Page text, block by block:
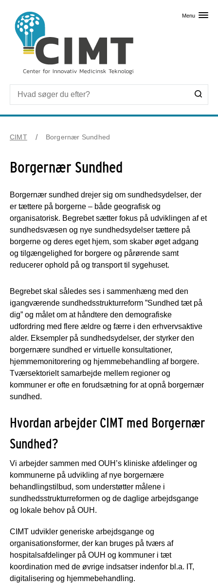
Menu
CIMT Borgernær Sundhed
Borgernær Sundhed
Borgernær sundhed drejer sig om sundhedsydelser, der
er tættere på borgerne – både geografisk og
organisatorisk. Begrebet sætter fokus på udviklingen af et
sundhedsvæsen og nye sundhedsydelser tættere på
borgerne og deres eget hjem, som skaber øget adgang
og tilgængelighed for borgere og pårørende samt
reducerer ophold på og transport til sygehuset.
Begrebet skal således ses i sammenhæng med den
igangværende sundhedsstrukturreform ”Sundhed tæt på
dig” og målet om at håndtere den demografiske
udfordring med flere ældre og færre i den erhvervsaktive
alder. Eksempler på sundhedsydelser, der styrker den
borgernære sundhed er virtuelle konsultationer,
hjemmemonitorering og hjemmebehandling af borgere.
Tværsektorielt samarbejde mellem regioner og
kommuner er ofte en forudsætning for at opnå borgernær
sundhed.
Hvordan arbejder CIMT med Borgernær
Sundhed?
Vi arbejder sammen med OUH’s kliniske afdelinger og
kommunerne på udvikling af nye borgernære
behandlingstilbud, som understøtter målene i
sundhedsstrukturreformen og de daglige arbejdsgange
og lokale behov på OUH.
CIMT udvikler generiske arbejdsgange og
organisationsformer, der kan bruges på tværs af
hospitalsafdelinger på OUH og kommuner i tæt
koordination med de øvrige indsatser indenfor bl.a. IT,
digitalisering og hjemmebehandling.